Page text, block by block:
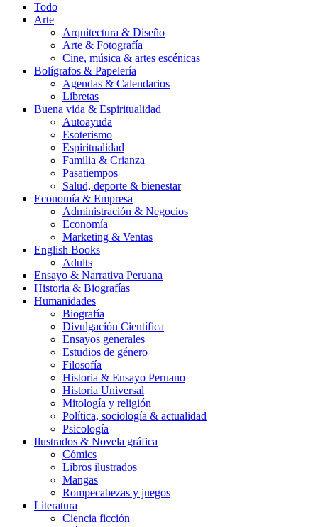
Todo
Arte
Arquitectura & Diseño
Arte & Fotografía
Cine, música & artes escénicas
Bolígrafos & Papelería
Agendas & Calendarios
Libretas
Buena vida & Espiritualidad
Autoayuda
Esoterismo
Espiritualidad
Familia & Crianza
Pasatiempos
Salud, deporte & bienestar
Economía & Empresa
Administración & Negocios
Economía
Marketing & Ventas
English Books
Adults
Ensayo & Narrativa Peruana
Historia & Biografías
Humanidades
Biografía
Divulgación Científica
Ensayos generales
Estudios de género
Filosofía
Historia & Ensayo Peruano
Historia Universal
Mitología y religión
Política, sociología & actualidad
Psicología
Ilustrados & Novela gráfica
Cómics
Libros ilustrados
Mangas
Rompecabezas y juegos
Literatura
Ciencia ficción